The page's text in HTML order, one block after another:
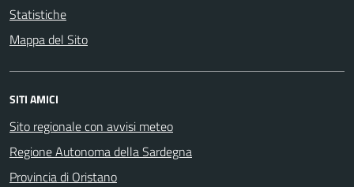
Statistiche
Mappa del Sito
SITI AMICI
Sito regionale con avvisi meteo
Regione Autonoma della Sardegna
Provincia di Oristano